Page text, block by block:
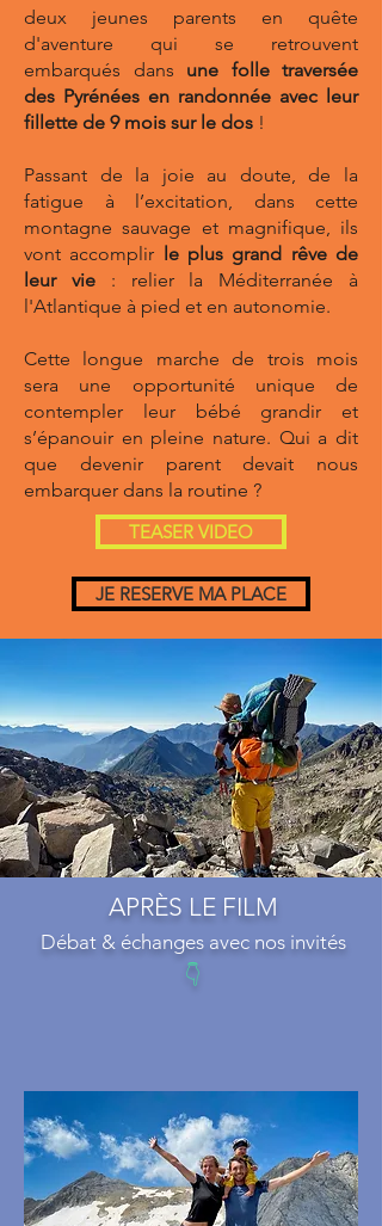
deux jeunes parents en quête
d'aventure qui se retrouvent
embarqués dans une folle traversée
des Pyrénées en randonnée avec leur
fillette de 9 mois sur le dos !
Passant de la joie au doute, de la
fatigue à l’excitation, dans cette
montagne sauvage et magnifique, ils
vont accomplir le plus grand rêve de
leur vie: relier la Méditerranée à
l'Atlantique à pied et en autonomie.
Cette longue marche de trois mois
sera une opportunité unique de
contempler leur bébé grandir et
s’épanouir en pleine nature. Qui a dit
que devenir parent devait nous
embarquer dans la routine ?
TEASER VIDEO
JE RESERVE MA PLACE
APRÈS LE FILM
Débat & échanges avec nos invités
👇